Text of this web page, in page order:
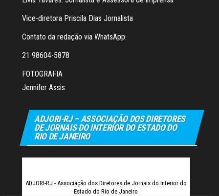
Vice-diretora Priscila Dias Jornalista
Contato da redação via WhatsApp:
21 98604-5878
FOTOGRAFIA
Jennifer Assis
ADJORI-RJ – ASSOCIAÇÃO DOS DIRETORES
DE JORNAIS DO INTERIOR DO ESTADO DO
RIO DE JANEIRO
ADJORI-RJ - Associação dos Diretores de Jornais do Interior do
Estado do Rio de Janeiro